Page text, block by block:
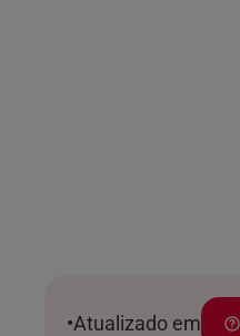
•Atualizado em